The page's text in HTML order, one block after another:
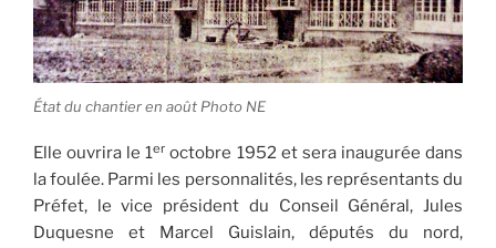
État du chantier en août Photo NE
Elle ouvrira le 1er octobre 1952 et sera inaugurée dans
la foulée. Parmi les personnalités, les représentants du
Préfet, le vice président du Conseil Général, Jules
Duquesne et Marcel Guislain, députés du nord,